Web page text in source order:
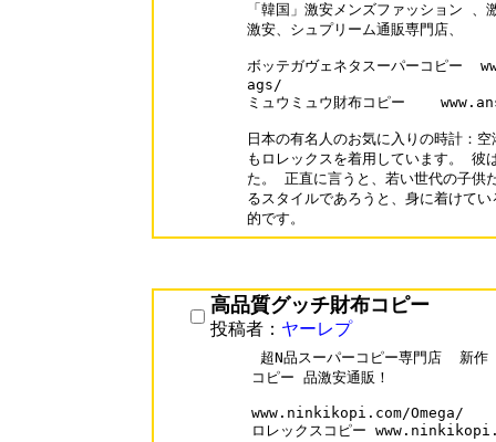
「韓国」激安メンズファッション
激安、シュプリーム通販専門店、
ボッテガヴェネタスーパーコピ
ags/
ミュウミュウ財布コピー
日本の有名人のお気に入りの時計：
もロレックスを着用しています。 彼
た。 正直に言うと、若い世代の子供
るスタイルであろうと、身に着けて
高品質グッチ財布コピー
投稿者： ヤーレプ
超N品スーパーコピー専門店  新作
コピー 品激安通販！
www.ninkikopi.com/Omega/
ロレックスコピー